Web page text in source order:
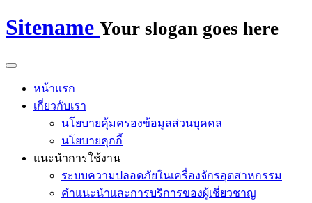
Sitename Your slogan goes here
หน้าแรก
เกี่ยวกับเรา
นโยบายคุ้มครองข้อมูลส่วนบุคคล
นโยบายคุกกี้
แนะนำการใช้งาน
ระบบความปลอดภัยในเครื่องจักรอุตสาหกรรม
คำแนะนำและการบริการของผู้เชี่ยวชาญ